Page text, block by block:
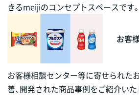
きるmeijiのコンセプトスペースです。
お客
お客様相談センター等に寄せられた
善、開発された商品事例をご紹介いた